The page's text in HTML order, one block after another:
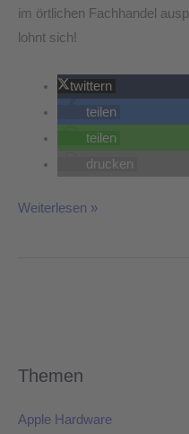
im örtlichen Fachhandel
lohnt sich!
twittern
teilen
teilen
drucken
Weiterlesen »
Themen
Apple Hardware